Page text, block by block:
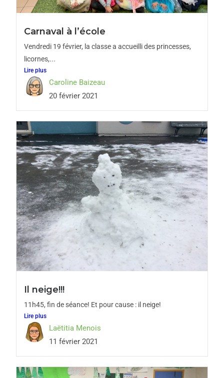
Carnaval à l’école
Vendredi 19 février, la classe a accueilli des princesses,
licornes,...
Lire plus
Caroline Baizeau
20 février 2021
Il neige!!!
11h45, fin de séance! Et pour cause : il neige!
Lire plus
Laëtitia Menois
11 février 2021